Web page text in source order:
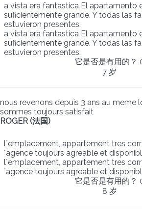
a vista era fantastica El apartamento
suficientemente grande. Y todas las
estuvieron presentes.
a vista era fantastica El apartamento
suficientemente grande. Y todas las
estuvieron presentes.
它是否是有用的？
7 岁
nous revenons depuis 3 ans au meme
sommes toujours satisfait
ROGER (法国)
l´emplacement, appartement tres
´agence toujours agreable et
l´emplacement, appartement tres
´agence toujours agreable et
它是否是有用的？
8 岁